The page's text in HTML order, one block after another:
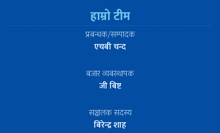
हाम्रो टीम
प्रबन्धक/सम्पादक
एचबी चन्द
बजार व्यबस्थापक
जी बिष्ट
सञ्चालक सदस्य
बिरेन्द्र शाह